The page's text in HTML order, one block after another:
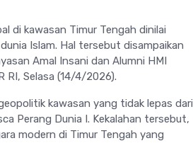
di kawasan Timur Tengah dinilai
Islam. Hal tersebut disampaikan
Amal Insani dan Alumni HMI
RI, Selasa (14/4/2026).
kawasan yang tidak lepas dari
Perang Dunia I. Kekalahan tersebut,
modern di Timur Tengah yang